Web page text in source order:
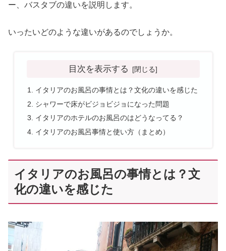
ー、バスタブの違いを説明します。
いったいどのような違いがあるのでしょうか。
目次を表示する
イタリアのお風呂の事情とは？文化の違いを感じた
シャワーで床がビジョビジョになった問題
イタリアのホテルのお風呂のはどうなってる？
イタリアのお風呂事情と使い方（まとめ）
イタリアのお風呂の事情とは？文
化の違いを感じた